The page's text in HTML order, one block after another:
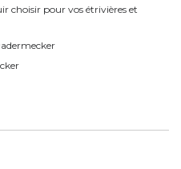
choisir pour vos étrivières et